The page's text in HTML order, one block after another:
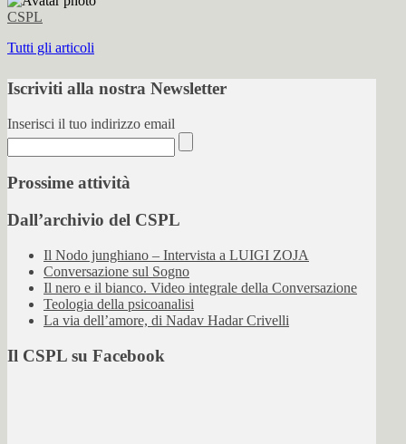
CSPL
Tutti gli articoli
Iscriviti alla nostra Newsletter
Inserisci il tuo indirizzo email
Prossime attività
Dall’archivio del CSPL
Il Nodo junghiano – Intervista a LUIGI ZOJA
Conversazione sul Sogno
Il nero e il bianco. Video integrale della Conversazione
Teologia della psicoanalisi
La via dell’amore, di Nadav Hadar Crivelli
Il CSPL su Facebook